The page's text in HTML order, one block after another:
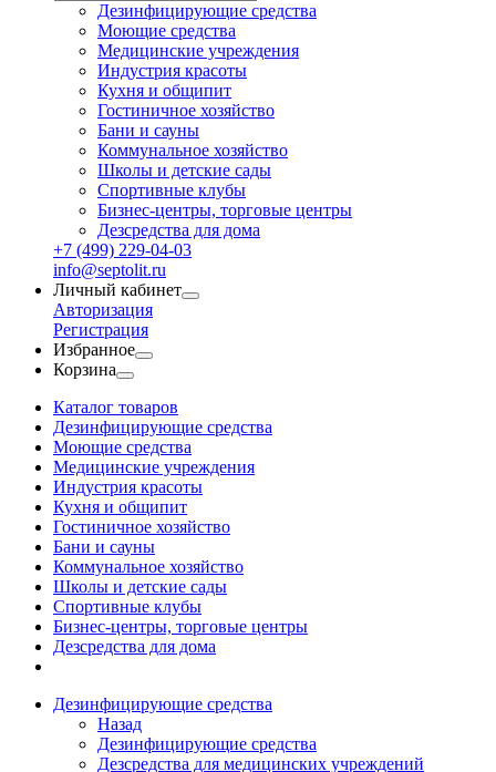
Дезинфицирующие средства
Моющие средства
Медицинские учреждения
Индустрия красоты
Кухня и общипит
Гостиничное хозяйство
Бани и сауны
Коммунальное хозяйство
Школы и детские сады
Спортивные клубы
Бизнес-центры, торговые центры
Дезсредства для дома
+7 (499) 229-04-03
info@septolit.ru
Личный кабинет
Авторизация
Регистрация
Избранное
Корзина
Каталог товаров
Дезинфицирующие средства
Моющие средства
Медицинские учреждения
Индустрия красоты
Кухня и общипит
Гостиничное хозяйство
Бани и сауны
Коммунальное хозяйство
Школы и детские сады
Спортивные клубы
Бизнес-центры, торговые центры
Дезсредства для дома
Дезинфицирующие средства
Назад
Дезинфицирующие средства
Дезсредства для медицинских учреждений